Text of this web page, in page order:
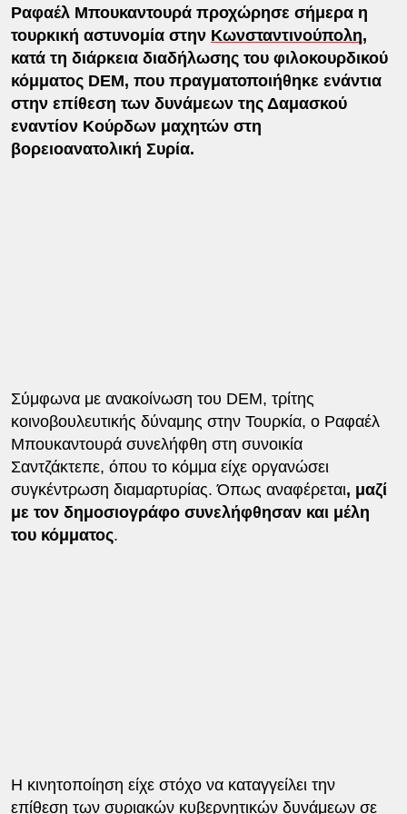
Ραφαέλ Μπουκαντουρά προχώρησε σήμερα η
τουρκική αστυνομία στην Κωνσταντινούπολη,
κατά τη διάρκεια διαδήλωσης του φιλοκουρδικού
κόμματος DEM, που πραγματοποιήθηκε ενάντια
στην επίθεση των δυνάμεων της Δαμασκού
εναντίον Κούρδων μαχητών στη
βορειοανατολική Συρία.
Σύμφωνα με ανακοίνωση του DEM, τρίτης
κοινοβουλευτικής δύναμης στην Τουρκία, ο Ραφαέλ
Μπουκαντουρά συνελήφθη στη συνοικία
Σαντζάκτεπε, όπου το κόμμα είχε οργανώσει
συγκέντρωση διαμαρτυρίας. Όπως αναφέρεται, μαζί
με τον δημοσιογράφο συνελήφθησαν και μέλη
του κόμματος.
Η κινητοποίηση είχε στόχο να καταγγείλει την
επίθεση των συριακών κυβερνητικών δυνάμεων σε